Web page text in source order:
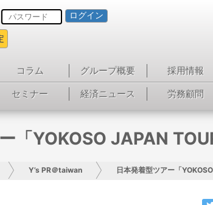
ログイン
コラム グループ概要 採用情報
セミナー 経済ニュース 労務顧問
「YOKOSO JAPAN
Y’s PR＠taiwan 日本発着型ツアー「